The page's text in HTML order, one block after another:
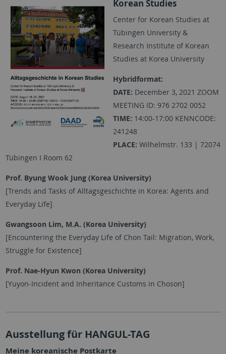
Korean Studies
Center for Korean Studies at
Tübingen University &
Research Institute of Korean
Studies at Korea University
Hybridformat:
DATE: December 3, 2021 ZOOM
MEETING ID: 976 2702 0052
TIME: 14:00-17:00 KENNCODE:
241248
PLACE: Wilhelmstr. 133 | 72074
Tübingen I Room 62
Prof. Byung Wook Jung (Korea University)
[Trends and Tasks of Alltagsgeschichte in Korea: Agents and
Everyday Life]
Gwangsoon Lim, M.A. (Korea University)
[Encountering the Everyday Life of Chon Tail: Migration, Work,
Struggle for Existence]
Prof. Nae-Hyun Kwon (Korea University)
[Yuyon-Incident and Inheritance Customs in Choson]
Ausstellung für HANGUL-TAG
Meine koreanische Postkarte